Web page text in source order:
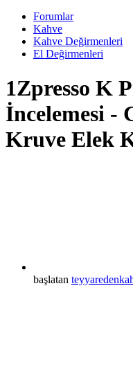
Forumlar
Kahve
Kahve Değirmenleri
El Değirmenleri
1Zpresso K
İncelemesi -
Kruve Elek
başlatan